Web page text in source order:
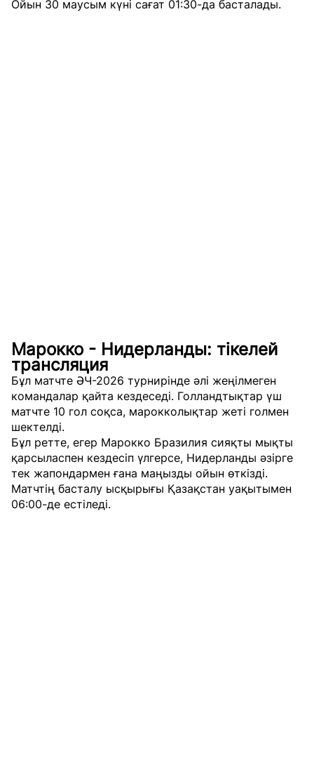
Ойын 30 маусым күні сағат 01:30-да басталады.
Марокко - Нидерланды: тікелей
трансляция
Бұл матчте ӘЧ-2026 турнирінде әлі жеңілмеген
командалар қайта кездеседі. Голландтықтар үш
матчте 10 гол соқса, марокколықтар жеті голмен
шектелді.
Бұл ретте, егер Марокко Бразилия сияқты мықты
қарсыласпен кездесіп үлгерсе, Нидерланды әзірге
тек жапондармен ғана маңызды ойын өткізді.
Матчтің басталу ысқырығы Қазақстан уақытымен
06:00-де естіледі.